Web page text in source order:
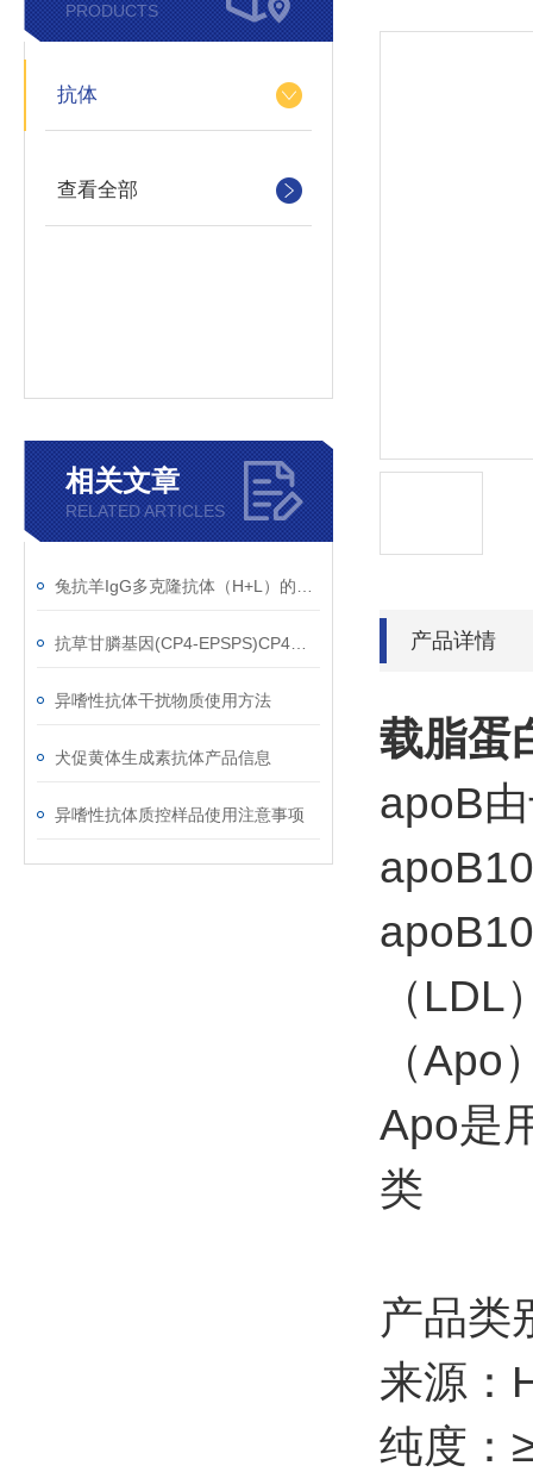
PRODUCTS
抗体
查看全部
相关文章
RELATED ARTICLES
异嗜性抗体干扰物质使用方法
犬促黄体生成素抗体产品信息
异嗜性抗体质控样品使用注意事项
产品详情
载脂蛋
apoB
（
（
Apo是
类
产品类
来源：
纯度：